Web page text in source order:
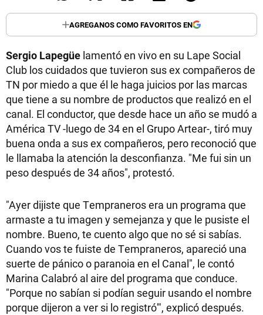
AGREGANOS COMO FAVORITOS EN
Sergio Lapegüe lamentó en vivo en su Lape Social
Club los cuidados que tuvieron sus ex compañeros de
TN por miedo a que él le haga juicios por las marcas
que tiene a su nombre de productos que realizó en el
canal. El conductor, que desde hace un año se mudó a
América TV -luego de 34 en el Grupo Artear-, tiró muy
buena onda a sus ex compañeros, pero reconoció que
le llamaba la atención la desconfianza. "Me fui sin un
peso después de 34 años", protestó.
"Ayer dijiste que Tempraneros era un programa que
armaste a tu imagen y semejanza y que le pusiste el
nombre. Bueno, te cuento algo que no sé si sabías.
Cuando vos te fuiste de Tempraneros, apareció una
suerte de pánico o paranoia en el Canal", le contó
Marina Calabró al aire del programa que conduce.
"Porque no sabían si podían seguir usando el nombre
porque dijeron a ver si lo registró'", explicó después.